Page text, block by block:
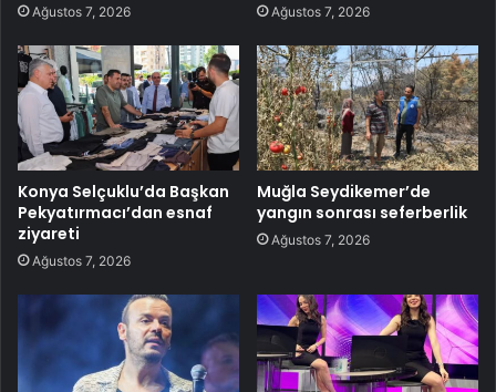
Ağustos 7, 2026 Ağustos 7, 2026
Konya Selçuklu’da Başkan
Pekyatırmacı’dan esnaf
ziyareti
Ağustos 7, 2026
Muğla Seydikemer’de
yangın sonrası seferberlik
Ağustos 7, 2026